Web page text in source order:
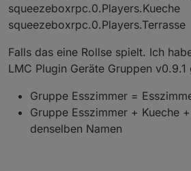
squeezeboxrpc.0.Players.Kueche
squeezeboxrpc.0.Players.Terrasse
Falls das eine Rollse spielt. Ich
LMC Plugin Geräte Gruppen v0.9.1
Gruppe Esszimmer =
Gruppe Esszimmer + Kueche
denselben Namen